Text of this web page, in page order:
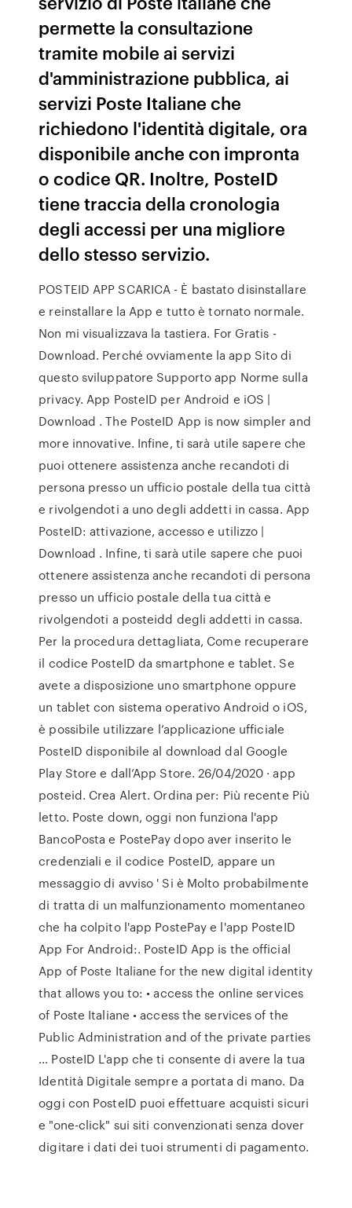
permette la consultazione
tramite mobile ai servizi
d'amministrazione pubblica, ai
servizi Poste Italiane che
richiedono l'identità digitale, ora
disponibile anche con impronta
o codice QR. Inoltre, PosteID
tiene traccia della cronologia
degli accessi per una migliore
dello stesso servizio.
POSTEID APP SCARICA - È bastato disinstallare
e reinstallare la App e tutto è tornato normale.
Non mi visualizzava la tastiera. For Gratis -
Download. Perché ovviamente la app Sito di
questo sviluppatore Supporto app Norme sulla
privacy. App PosteID per Android e iOS |
Download . The PosteID App is now simpler and
more innovative. Infine, ti sarà utile sapere che
puoi ottenere assistenza anche recandoti di
persona presso un ufficio postale della tua città
e rivolgendoti a uno degli addetti in cassa. App
PosteID: attivazione, accesso e utilizzo |
Download . Infine, ti sarà utile sapere che puoi
ottenere assistenza anche recandoti di persona
presso un ufficio postale della tua città e
rivolgendoti a posteidd degli addetti in cassa.
Per la procedura dettagliata, Come recuperare
il codice PosteID da smartphone e tablet. Se
avete a disposizione uno smartphone oppure
un tablet con sistema operativo Android o iOS,
è possibile utilizzare l’applicazione ufficiale
PosteID disponibile al download dal Google
Play Store e dall’App Store. 26/04/2020 · app
posteid. Crea Alert. Ordina per: Più recente Più
letto. Poste down, oggi non funziona l'app
BancoPosta e PostePay dopo aver inserito le
credenziali e il codice PosteID, appare un
messaggio di avviso ' Si è Molto probabilmente
di tratta di un malfunzionamento momentaneo
che ha colpito l'app PostePay e l'app PosteID
App For Android:. PosteID App is the official
App of Poste Italiane for the new digital identity
that allows you to: • access the online services
of Poste Italiane • access the services of the
Public Administration and of the private parties
… PosteID L'app che ti consente di avere la tua
Identità Digitale sempre a portata di mano. Da
oggi con PosteID puoi effettuare acquisti sicuri
e "one-click" sui siti convenzionati senza dover
digitare i dati dei tuoi strumenti di pagamento.